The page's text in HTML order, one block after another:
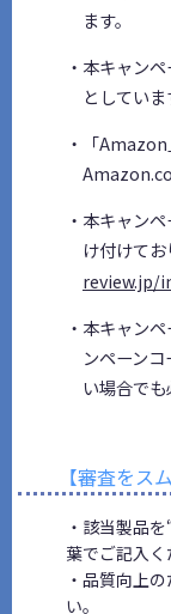
ます。
・本キャン
としてい
・「
・本キャン
け付けて
review.jp/
・本キャン
ンペーン
い場合でも
【審査をス
・該当製品
葉でご記入く
・品質向上
い。